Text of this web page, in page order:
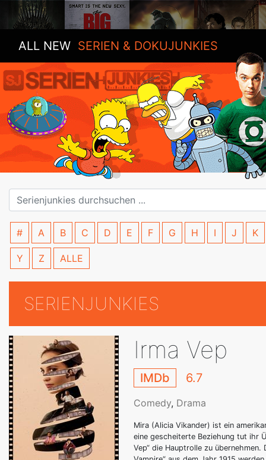
ALL NEW SERIEN & DOKUJUNKIES
# A B C D E F G H I J K
Y Z ALLE
SERIENJUNKIES
Irma Vep
IMDb 6.7
Comedy, Drama
Mira (Alicia Vikander) ist ein
eine gescheiterte Beziehung tut ihr
Vep“ die Hauptrolle zu